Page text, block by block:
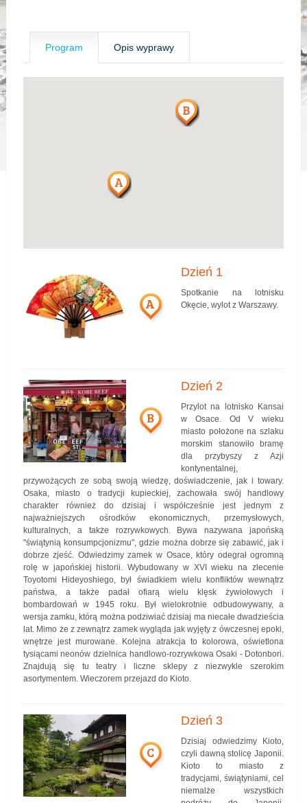
Program Opis wyprawy
A
Dzień 1
Spotkanie na lotnisku
Okęcie, wylot z Warszawy.
B
Dzień 2
Przylot na lotnisko Kansai
w Osace. Od V wieku
miasto położone na szlaku
morskim stanowiło bramę
dla przybyszy z Azji
kontynentalnej,
przywożących ze sobą swoją wiedzę, doświadczenie, jak i towary.
Osaka, miasto o tradycji kupieckiej, zachowała swój handlowy
charakter również do dzisiaj i współcześnie jest jednym z
najważniejszych ośrodków ekonomicznych, przemysłowych,
kulturalnych, a także rozrywkowych. Bywa nazywana japońską
"świątynią konsumpcjonizmu", gdzie można dobrze się zabawić, jak i
dobrze zjeść. Odwiedzimy zamek w Osace, który odegrał ogromną
rolę w japońskiej historii. Wybudowany w XVI wieku na zlecenie
Toyotomi Hideyoshiego, był świadkiem wielu konfliktów wewnątrz
państwa, a także padał ofiarą wielu klęsk żywiołowych i
bombardowań w 1945 roku. Był wielokrotnie odbudowywany, a
wersja zamku, którą można podziwiać dzisiaj ma niecałe dwadzieścia
lat. Mimo że z zewnątrz zamek wygląda jak wyjęty z ówczesnej epoki,
wnętrze jest murowane. Kolejna atrakcja to kolorowa, oświetlona
tysiącami neonów dzielnica handlowo-rozrywkowa Osaki - Dotonbori.
Znajdują się tu teatry i liczne sklepy z niezwykle szerokim
asortymentem. Wieczorem przejazd do Kioto.
C
Dzień 3
Dzisiaj odwiedzimy Kioto,
czyli dawną stolicę Japonii.
Kioto to miasto z
tradycjami, świątyniami, cel
niemalże wszystkich